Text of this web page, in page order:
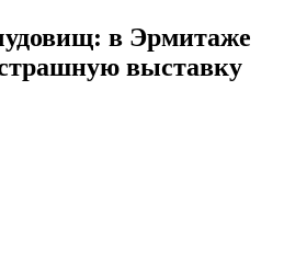
в Эрмитаже
выставку